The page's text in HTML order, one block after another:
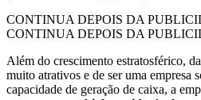
CONTINUA DEPOIS DA
CONTINUA DEPOIS DA
Além do crescimento estratosférico,
muito atrativos e de ser uma empresa
capacidade de geração de caixa, a